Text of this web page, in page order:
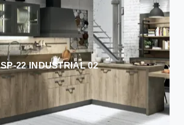
SP-22 INDUSTRIAL 02